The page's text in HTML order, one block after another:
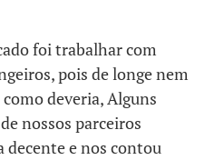
foi trabalhar com
pois de longe nem
deveria, Alguns
nossos parceiros
decente e nos contou